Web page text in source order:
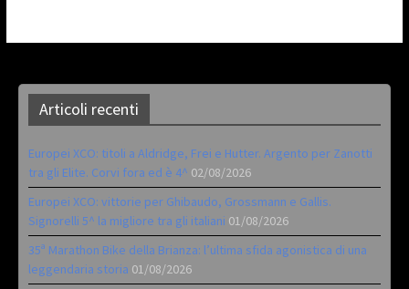
Articoli recenti
Europei XCO: titoli a Aldridge, Frei e Hutter. Argento per Zanotti
tra gli Elite. Corvi fora ed è 4^ 02/08/2026
Europei XCO: vittorie per Ghibaudo, Grossmann e Gallis.
Signorelli 5^ la migliore tra gli italiani 01/08/2026
35ª Marathon Bike della Brianza: l’ultima sfida agonistica di una
leggendaria storia 01/08/2026